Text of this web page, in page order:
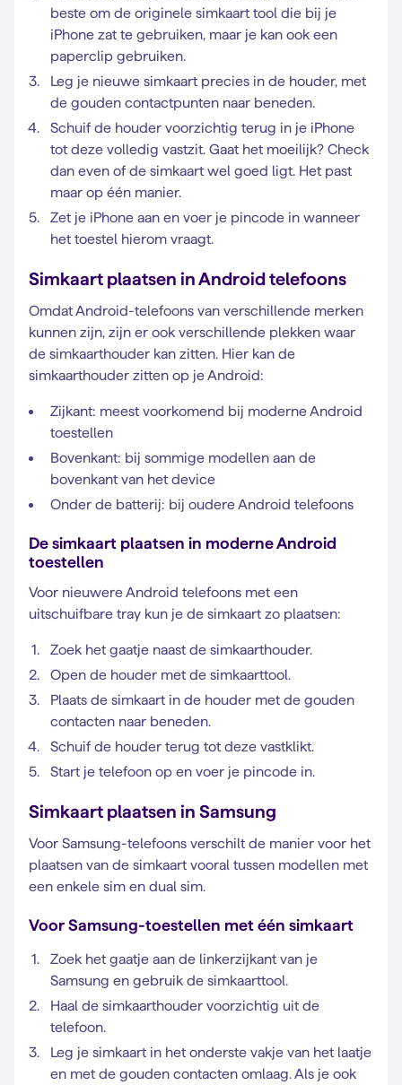
beste om de originele simkaart tool die bij je
iPhone zat te gebruiken, maar je kan ook een
paperclip gebruiken.
Leg je nieuwe simkaart precies in de houder, met
de gouden contactpunten naar beneden.
Schuif de houder voorzichtig terug in je iPhone
tot deze volledig vastzit. Gaat het moeilijk? Check
dan even of de simkaart wel goed ligt. Het past
maar op één manier.
Zet je iPhone aan en voer je pincode in wanneer
het toestel hierom vraagt.
Simkaart plaatsen in Android telefoons
Omdat Android-telefoons van verschillende merken
kunnen zijn, zijn er ook verschillende plekken waar
de simkaarthouder kan zitten. Hier kan de
simkaarthouder zitten op je Android:
Zijkant: meest voorkomend bij moderne Android
toestellen
Bovenkant: bij sommige modellen aan de
bovenkant van het device
Onder de batterij: bij oudere Android telefoons
De simkaart plaatsen in moderne Android
toestellen
Voor nieuwere Android telefoons met een
uitschuifbare tray kun je de simkaart zo plaatsen:
Zoek het gaatje naast de simkaarthouder.
Open de houder met de simkaarttool.
Plaats de simkaart in de houder met de gouden
contacten naar beneden.
Schuif de houder terug tot deze vastklikt.
Start je telefoon op en voer je pincode in.
Simkaart plaatsen in Samsung
Voor Samsung-telefoons verschilt de manier voor het
plaatsen van de simkaart vooral tussen modellen met
een enkele sim en dual sim.
Voor Samsung-toestellen met één simkaart
Zoek het gaatje aan de linkerzijkant van je
Samsung en gebruik de simkaarttool.
Haal de simkaarthouder voorzichtig uit de
telefoon.
Leg je simkaart in het onderste vakje van het laatje
en met de gouden contacten omlaag. Als je ook